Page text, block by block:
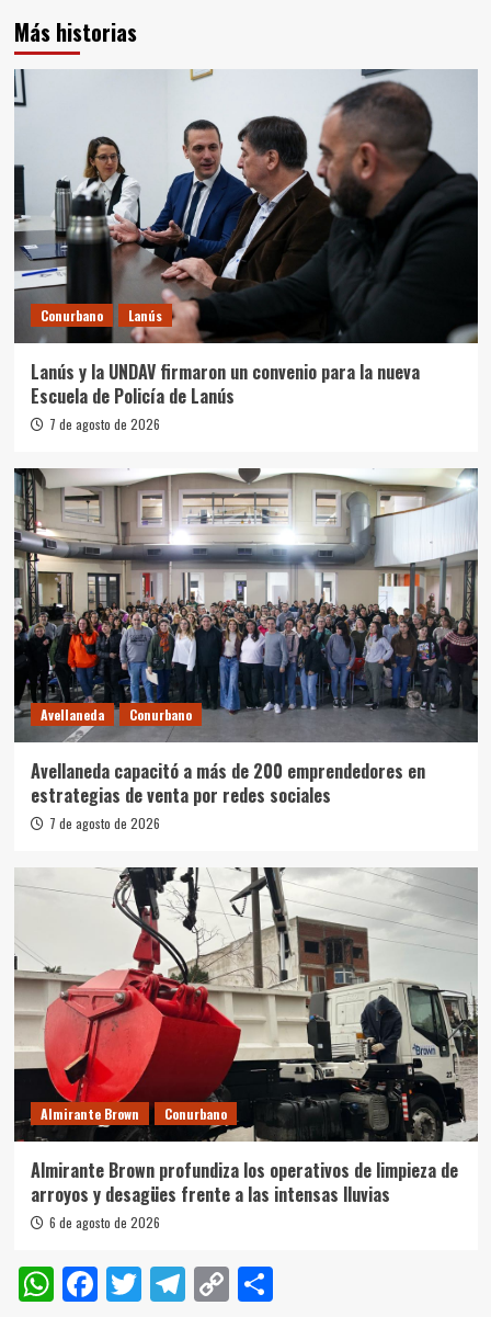
Más historias
Conurbano Lanús
Lanús y la UNDAV firmaron un convenio para la nueva
Escuela de Policía de Lanús
7 de agosto de 2026
Avellaneda Conurbano
Avellaneda capacitó a más de 200 emprendedores en
estrategias de venta por redes sociales
7 de agosto de 2026
Almirante Brown Conurbano
Almirante Brown profundiza los operativos de limpieza de
arroyos y desagües frente a las intensas lluvias
6 de agosto de 2026
WhatsApp
Facebook
Twitter
Telegram
CopyCompartir